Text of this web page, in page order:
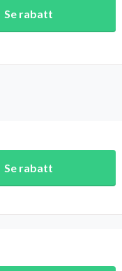
Se rabatt
Se rabatt